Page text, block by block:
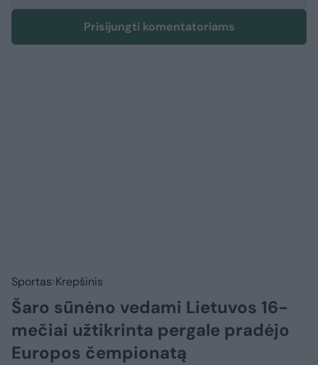
Prisijungti komentatoriams
Sportas Krepšinis
Šaro sūnėno vedami Lietuvos 16-
mečiai užtikrinta pergale pradėjo
Europos čempionatą